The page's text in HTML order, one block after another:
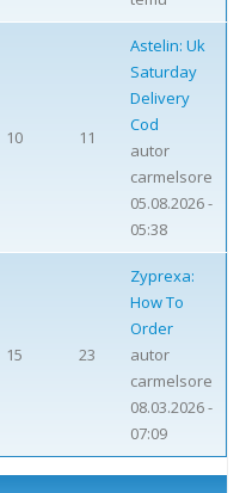
10 11
Astelin: Uk
Saturday
Delivery
Cod
autor
carmelsore
05.08.2026 -
05:38
15 23
Zyprexa:
How To
Order
autor
carmelsore
08.03.2026 -
07:09